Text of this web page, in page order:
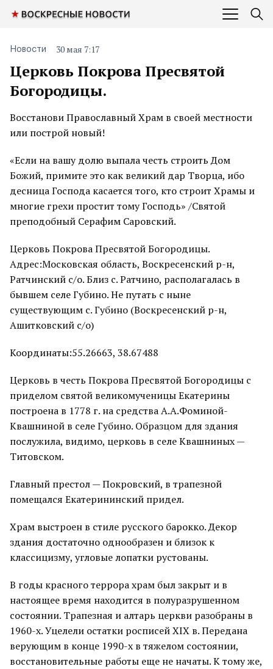
Церковь Покрова Пресвятой
Богородицы.
Новости 30 мая 7:17
Восстанови Православный Храм в своей местности
или построй новый!
«Если на вашу долю выпала честь строить Дом
Божий, примите это как великий дар Творца, ибо
десница Господа касается того, кто строит Храмы и
многие грехи простит тому Господь» /Святой
преподобный Серафим Саровский.
Церковь Покрова Пресвятой Богородицы.
Адрес:Московская область, Воскресенский р-н,
Ратчинский с/о. Близ с. Ратчино, располагалась в
бывшем селе Губино. Не путать с ныне
существующим с. Губино (Воскресенский р-н,
Ашитковский с/о)
Координаты:55.26663, 38.67488
Церковь в честь Покрова Пресвятой Богородицы с
приделом святой великомученицы Екатерины
построена в 1778 г. на средства А.А.Фоминой-
Квашниной в селе Губино. Образцом для здания
послужила, видимо, церковь в селе Квашниных —
Титовском.
Главный престол — Покровский, в трапезной
помещался Екатерининский придел.
Храм выстроен в стиле русского барокко. Декор
здания достаточно однообразен и близок к
классицизму, угловые лопатки рустованы.
В годы красного террора храм был закрыт и в
настоящее время находится в полуразрушенном
состоянии. Трапезная и алтарь церкви разобраны в
1960-х. Уцелели остатки росписей XIX в. Передана
верующим в конце 1990-х в тяжелом состоянии,
восстановительные работы еще не начаты. К тому же,